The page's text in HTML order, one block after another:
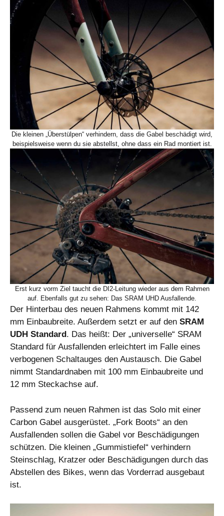
Die kleinen „Überstülpen“ verhindern, dass die Gabel beschädigt wird,
beispielsweise wenn du sie abstellst, ohne dass ein Rad montiert ist.
Erst kurz vorm Ziel taucht die DI2-Leitung wieder aus dem Rahmen
auf. Ebenfalls gut zu sehen: Das SRAM UHD Ausfallende.
Der Hinterbau des neuen Rahmens kommt mit 142
mm Einbaubreite. Außerdem setzt er auf den SRAM
UDH Standard . Das heißt: Der „universelle“ SRAM
Standard für Ausfallenden erleichtert im Falle eines
verbogenen Schaltauges den Austausch. Die Gabel
nimmt Standardnaben mit 100 mm Einbaubreite und
12 mm Steckachse auf.
Passend zum neuen Rahmen ist das Solo mit einer
Carbon Gabel ausgerüstet. „Fork Boots“ an den
Ausfallenden sollen die Gabel vor Beschädigungen
schützen. Die kleinen „Gummistiefel“ verhindern
Steinschlag, Kratzer oder Beschädigungen durch das
Abstellen des Bikes, wenn das Vorderrad ausgebaut
ist.